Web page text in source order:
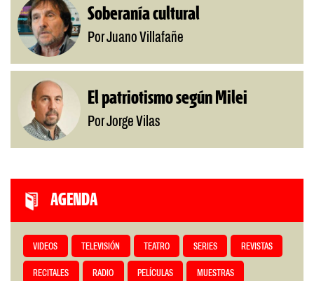
Soberanía cultural
Por Juano Villafañe
El patriotismo según Milei
Por Jorge Vilas
AGENDA
VIDEOS TELEVISIÓN TEATRO SERIES REVISTAS
RECITALES RADIO PELÍCULAS MUESTRAS